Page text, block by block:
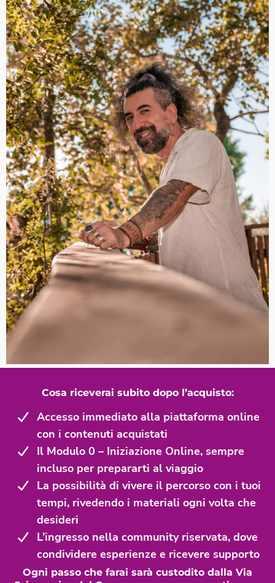
Cosa riceverai subito dopo l’acquisto:
Accesso immediato alla piattaforma online
con i contenuti acquistati
Il Modulo 0 – Iniziazione Online, sempre
incluso per prepararti al viaggio
La possibilità di vivere il percorso con i tuoi
tempi, rivedendo i materiali ogni volta che
desideri
L’ingresso nella community riservata, dove
condividere esperienze e ricevere supporto
Ogni passo che farai sarà custodito dalla Via